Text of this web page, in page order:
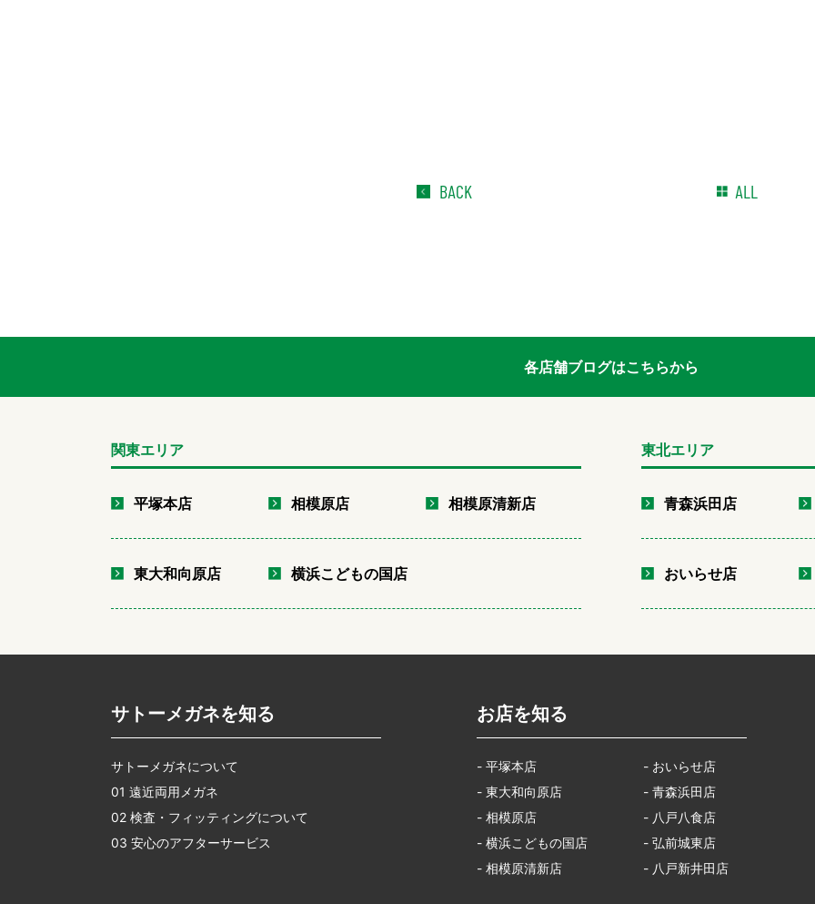
BACK ALL
各店舗ブログはこちらから
関東エリア
平塚本店 相模原店 相模原清新店
東大和向原店 横浜こどもの国店
東北エリア
青森浜田店
おいらせ店
サトーメガネを知る
サトーメガネについて
01 遠近両用メガネ
02 検査・フィッティングについて
03 安心のアフターサービス
お店を知る
- 平塚本店
- 東大和向原店
- 相模原店
- 横浜こどもの国店
- 相模原清新店
- おいらせ店
- 青森浜田店
- 八戸八食店
- 弘前城東店
- 八戸新井田店